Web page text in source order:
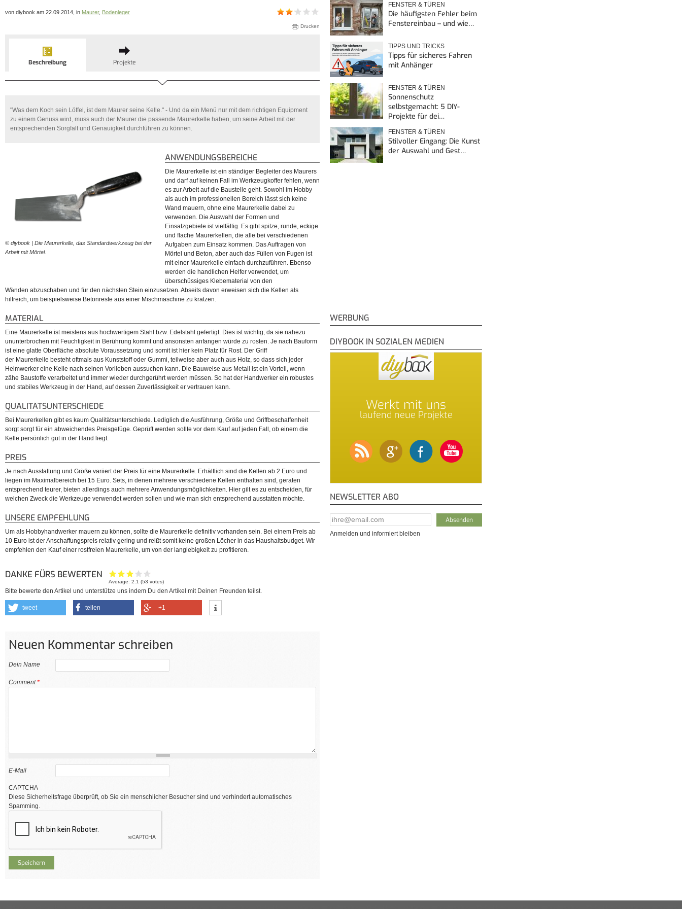
von diybook am 22.09.2014, in Maurer, Bodenleger
Drucken
Beschreibung Projekte
"Was dem Koch sein Löffel, ist dem Maurer seine Kelle." - Und da ein Menü nur mit dem richtigen Equipment
zu einem Genuss wird, muss auch der Maurer die passende Maurerkelle haben, um seine Arbeit mit der
entsprechenden Sorgfalt und Genauigkeit durchführen zu können.
© diybook | Die Maurerkelle, das Standardwerkzeug bei der
Arbeit mit Mörtel.
ANWENDUNGSBEREICHE
Die Maurerkelle ist ein ständiger Begleiter des Maurers
und darf auf keinen Fall im Werkzeugkoffer fehlen, wenn
es zur Arbeit auf die Baustelle geht. Sowohl im Hobby
als auch im professionellen Bereich lässt sich keine
Wand mauern, ohne eine Maurerkelle dabei zu
verwenden. Die Auswahl der Formen und
Einsatzgebiete ist vielfältig. Es gibt spitze, runde, eckige
und flache Maurerkellen, die alle bei verschiedenen
Aufgaben zum Einsatz kommen. Das Auftragen von
Mörtel und Beton, aber auch das Füllen von Fugen ist
mit einer Maurerkelle einfach durchzuführen. Ebenso
werden die handlichen Helfer verwendet, um
überschüssiges Klebematerial von den
Wänden abzuschaben und für den nächsten Stein einzusetzen. Abseits davon erweisen sich die Kellen als
hilfreich, um beispielsweise Betonreste aus einer Mischmaschine zu kratzen.
MATERIAL
Eine Maurerkelle ist meistens aus hochwertigem Stahl bzw. Edelstahl gefertigt. Dies ist wichtig, da sie nahezu
ununterbrochen mit Feuchtigkeit in Berührung kommt und ansonsten anfangen würde zu rosten. Je nach Bauform
ist eine glatte Oberfläche absolute Voraussetzung und somit ist hier kein Platz für Rost. Der Griff
der Maurerkelle besteht oftmals aus Kunststoff oder Gummi, teilweise aber auch aus Holz, so dass sich jeder
Heimwerker eine Kelle nach seinen Vorlieben aussuchen kann. Die Bauweise aus Metall ist ein Vorteil, wenn
zähe Baustoffe verarbeitet und immer wieder durchgerührt werden müssen. So hat der Handwerker ein robustes
und stabiles Werkzeug in der Hand, auf dessen Zuverlässigkeit er vertrauen kann.
QUALITÄTSUNTERSCHIEDE
Bei Maurerkellen gibt es kaum Qualitätsunterschiede. Lediglich die Ausführung, Größe und Griffbeschaffenheit
sorgt sorgt für ein abweichendes Preisgefüge. Geprüft werden sollte vor dem Kauf auf jeden Fall, ob einem die
Kelle persönlich gut in der Hand liegt.
PREIS
Je nach Ausstattung und Größe variiert der Preis für eine Maurerkelle. Erhältlich sind die Kellen ab 2 Euro und
liegen im Maximalbereich bei 15 Euro. Sets, in denen mehrere verschiedene Kellen enthalten sind, geraten
entsprechend teurer, bieten allerdings auch mehrere Anwendungsmöglichkeiten. Hier gilt es zu entscheiden, für
welchen Zweck die Werkzeuge verwendet werden sollen und wie man sich entsprechend ausstatten möchte.
UNSERE EMPFEHLUNG
Um als Hobbyhandwerker mauern zu können, sollte die Maurerkelle definitiv vorhanden sein. Bei einem Preis ab
10 Euro ist der Anschaffungspreis relativ gering und reißt somit keine großen Löcher in das Haushaltsbudget. Wir
empfehlen den Kauf einer rostfreien Maurerkelle, um von der langlebigkeit zu profitieren.
DANKE FÜRS BEWERTEN
Average:2.1 (53 votes)
Bitte bewerte den Artikel und unterstütze uns indem Du den Artikel mit Deinen Freunden teilst.
tweet teilen +1
Neuen Kommentar schreiben
Dein Name
Comment*
E-Mail
CAPTCHA
Diese Sicherheitsfrage überprüft, ob Sie ein menschlicher Besucher sind und verhindert automatisches
Spamming.
FENSTER & TÜREN
Die häufigsten Fehler beim
Fenstereinbau – und wie…
TIPPS UND TRICKS
Tipps für sicheres Fahren
mit Anhänger
FENSTER & TÜREN
Sonnenschutz
selbstgemacht: 5 DIY-
Projekte für dei…
FENSTER & TÜREN
Stilvoller Eingang: Die Kunst
der Auswahl und Gest…
WERBUNG
DIYBOOK IN SOZIALEN MEDIEN
Werkt mit uns
laufend neue Projekte
NEWSLETTER ABO
E-Mail Addresse*
Anmelden und informiert bleiben